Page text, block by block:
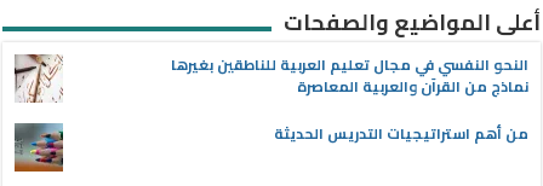
أعلى المواضيع والصفحات
النحو النفسي في مجال تعليم العربية للناطقين بغيرها
نماذج من القرآن والعربية المعاصرة
من أهم استراتيجيات التدريس الحديثة